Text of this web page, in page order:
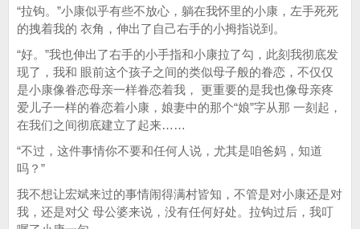
“拉钩。”小康似乎有些不放心，躺在我怀里的小康，左手死死
的拽着我的 衣角，伸出了自己右手的小拇指说到。
“好。”我也伸出了右手的小手指和小康拉了勾，此刻我彻底发
现了，我和 眼前这个孩子之间的类似母子般的眷恋，不仅仅
是小康像眷恋母亲一样眷恋着我， 更重要的是我也像母亲疼
爱儿子一样的眷恋着小康，娘妻中的那个“娘”字从那 一刻起，
在我们之间彻底建立了起来……
“不过，这件事情你不要和任何人说，尤其是咱爸妈，知道
吗？”
我不想让宏斌来过的事情闹得满村皆知，不管是对小康还是对
我，还是对父 母公婆来说，没有任何好处。拉钩过后，我叮